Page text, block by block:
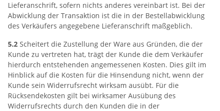
Lieferanschrift, sofern nichts anderes vereinbart ist. Bei der
Abwicklung der Transaktion ist die in der Bestellabwicklung
des Verkäufers angegebene Lieferanschrift maßgeblich.
5.2 Scheitert die Zustellung der Ware aus Gründen, die der
Kunde zu vertreten hat, trägt der Kunde die dem Verkäufer
hierdurch entstehenden angemessenen Kosten. Dies gilt im
Hinblick auf die Kosten für die Hinsendung nicht, wenn der
Kunde sein Widerrufsrecht wirksam ausübt. Für die
Rücksendekosten gilt bei wirksamer Ausübung des
Widerrufsrechts durch den Kunden die in der